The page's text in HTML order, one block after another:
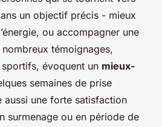
un objectif précis - mieux
ou accompagner une
témoignages,
évoquent un mieux-
semaines de prise
aussi une forte satisfaction
surmenage ou en période de